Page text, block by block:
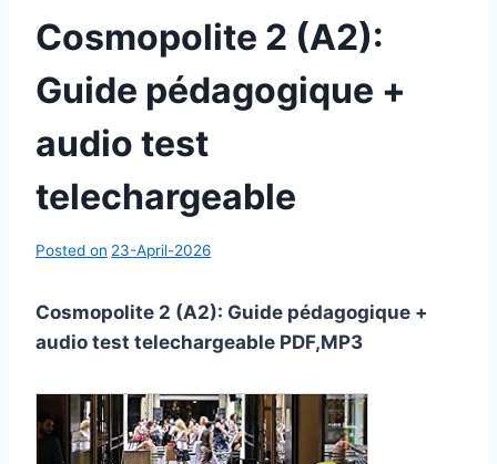
Cosmopolite 2 (A2):
Guide pédagogique +
audio test
telechargeable
Posted on 23-April-2026
Cosmopolite 2 (A2): Guide pédagogique +
audio test telechargeable PDF,MP3